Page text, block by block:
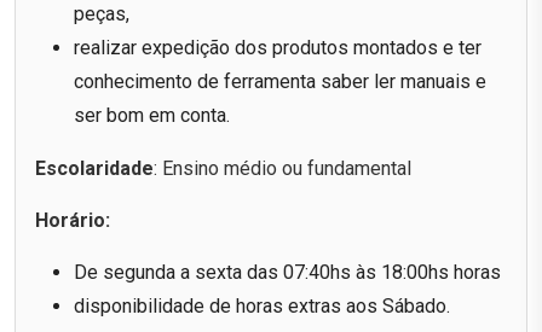
peças,
realizar expedição dos produtos montados e ter
conhecimento de ferramenta saber ler manuais e
ser bom em conta.
Escolaridade: Ensino médio ou fundamental
Horário:
De segunda a sexta das 07:40hs às 18:00hs horas
disponibilidade de horas extras aos Sábado.